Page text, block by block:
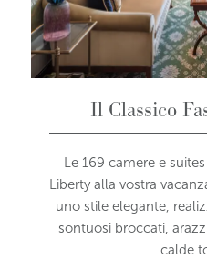
Il Classico
Le 169 camere e
Liberty alla vostra
uno stile elegante,
sontuosi broccati,
calde